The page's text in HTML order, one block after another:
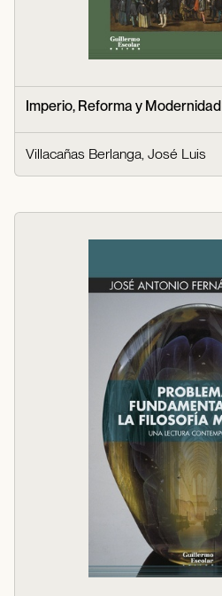
Imperio, Reforma y Modernidad
Villacañas Berlanga, José Luis